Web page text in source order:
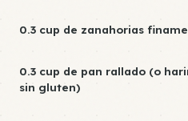
0.3 cup de zanahorias
0.3 cup de pan rallado (o
sin gluten)